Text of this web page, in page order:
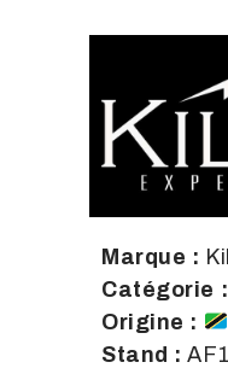
Marque :
Catégorie :
Origine :
Stand :